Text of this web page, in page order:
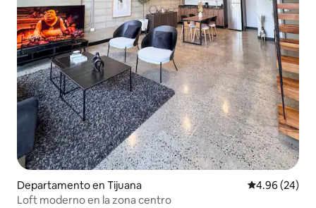
Departamento en Tijuana Calificación
4.96 (24)
Loft moderno en la zona centro